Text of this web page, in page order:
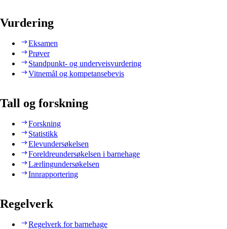
Vurdering
Eksamen
Prøver
Standpunkt- og underveisvurdering
Vitnemål og kompetansebevis
Tall og forskning
Forskning
Statistikk
Elevundersøkelsen
Foreldreundersøkelsen i barnehage
Lærlingundersøkelsen
Innrapportering
Regelverk
Regelverk for barnehage